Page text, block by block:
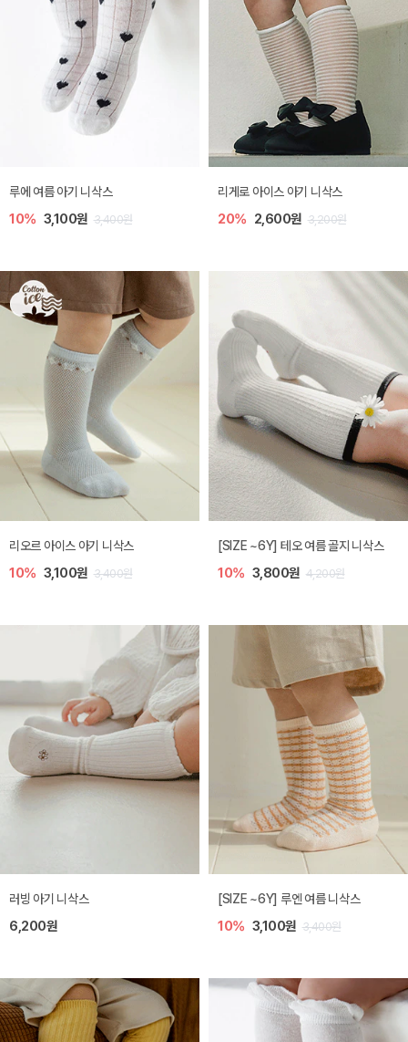
루에 여름 아기 니삭스
10% 3,100원 3,400원
리게로 아이스 아기 니삭스
20% 2,600원 3,200원
리오르 아이스 아기 니삭스
10% 3,100원 3,400원
[SIZE ~6Y] 테오 여름 골지 니삭스
10% 3,800원 4,200원
러빙 아기 니삭스
6,200원
[SIZE ~6Y] 루엔 여름 니삭스
10% 3,100원 3,400원